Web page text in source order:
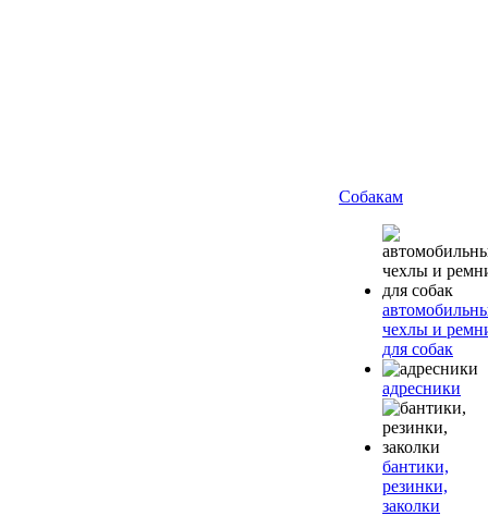
Собакам
чехлы и
для собак
адресники
бантики,
резинки,
заколки